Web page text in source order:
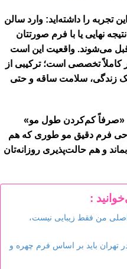
تجربه را داشته‌اید: وارد سالن
نهایی یا با فرم صورتتان
قبل می‌شوند. واقعیت این است
کاملاً تخصصی است؛ ترکیبی از
زندگی، سلامت ساقه و حتی
«صرفاً کم‌کردن طول مو»
فرم دقیق مو طوری که هم
و هم حالت‌پذیری روزانه‌تان
:
من فقط زیبایی نیست،
تهران باید بر اساس فرم چهره و